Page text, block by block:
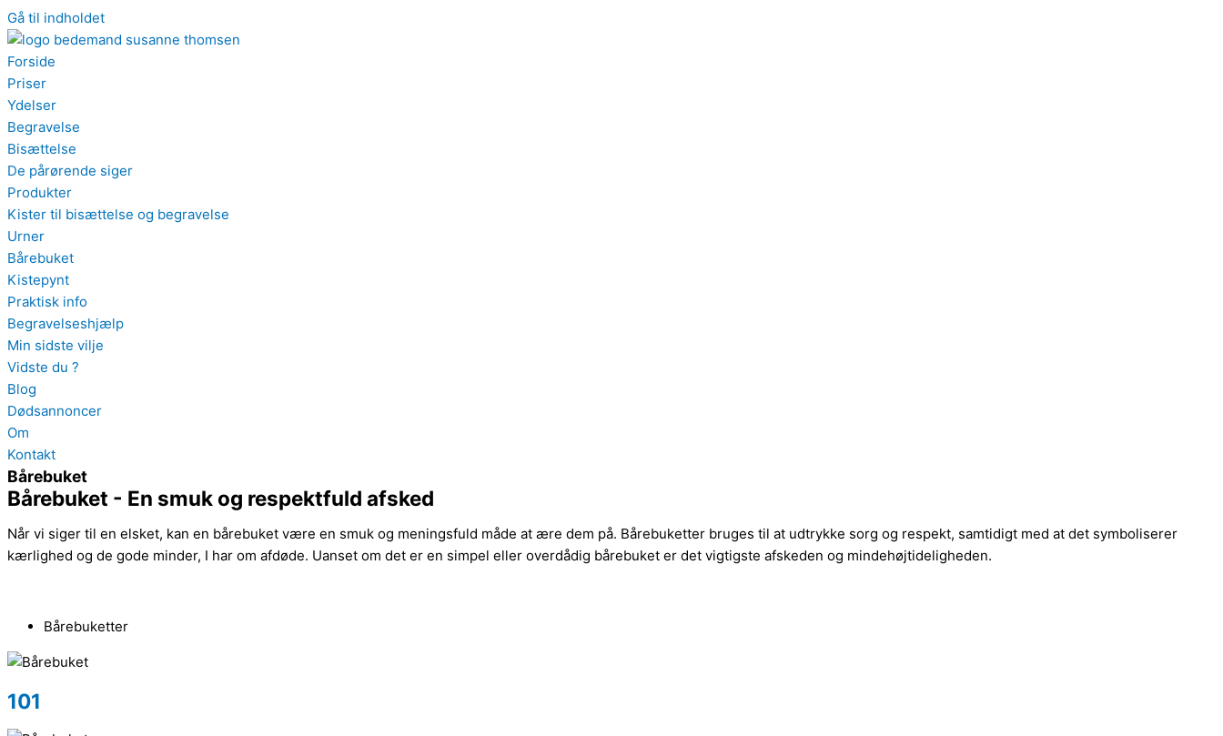
Gå til indholdet
Forside
Priser
Ydelser
Begravelse
Bisættelse
De pårørende siger
Produkter
Kister til bisættelse og begravelse
Urner
Bårebuket
Kistepynt
Praktisk info
Begravelseshjælp
Min sidste vilje
Vidste du ?
Blog
Dødsannoncer
Om
Kontakt
Bårebuket
Bårebuket - En smuk og respektfuld afsked
Når vi siger til en elsket, kan en bårebuket være en smuk og meningsfuld måde at ære dem på. Bårebuketter bruges til at udtrykke sorg og respekt, samtidigt med at det symboliserer
kærlighed og de gode minder, I har om afdøde. Uanset om det er en simpel eller overdådig bårebuket er det vigtigste afskeden og mindehøjtideligheden.
Bårebuketter
101